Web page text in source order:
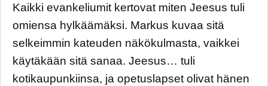
Kaikki evankeliumit kertovat miten Jeesus tuli
omiensa hylkäämäksi. Markus kuvaa sitä
selkeimmin kateuden näkökulmasta, vaikkei
käytäkään sitä sanaa. Jeesus… tuli
kotikaupunkiinsa, ja opetuslapset olivat hänen